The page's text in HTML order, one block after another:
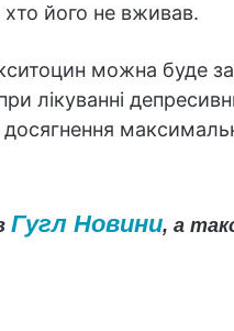
хто його не вживав.
можна буде
лікуванні
Гугл Новини, а